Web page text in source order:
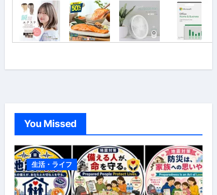
You Missed
生活・ライフ